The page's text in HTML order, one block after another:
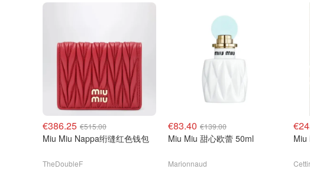
€386.25 €515.00
Miu Miu Nappa绗缝红色钱包
TheDoubleF
€83.40 €139.00
Miu Miu 甜心欧蕾 50ml
Marionnaud
Miu